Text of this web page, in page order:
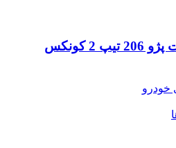
رینگ و بوش پیستون تخت پژو 206 تیپ 2 کونکس
خودرو